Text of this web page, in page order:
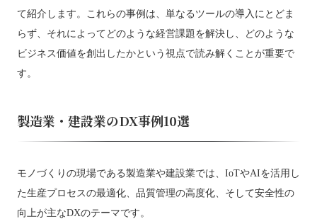
て紹介します。これらの事例は、単なるツールの導入にとどま
らず、それによってどのような経営課題を解決し、どのような
ビジネス価値を創出したかという視点で読み解くことが重要で
す。
製造業・建設業のDX事例10選
モノづくりの現場である製造業や建設業では、IoTやAIを活用し
た生産プロセスの最適化、品質管理の高度化、そして安全性の
向上が主なDXのテーマです。